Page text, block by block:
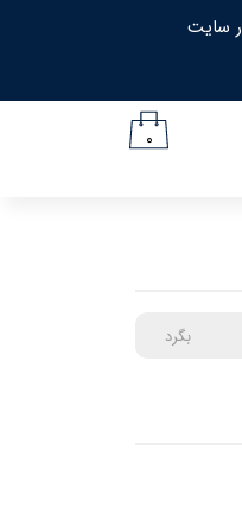
سایت
۰
بگرد